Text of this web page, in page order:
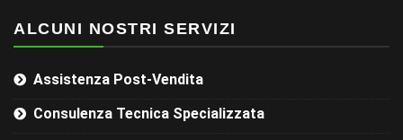
ALCUNI NOSTRI SERVIZI
Assistenza Post-Vendita
Consulenza Tecnica Specializzata